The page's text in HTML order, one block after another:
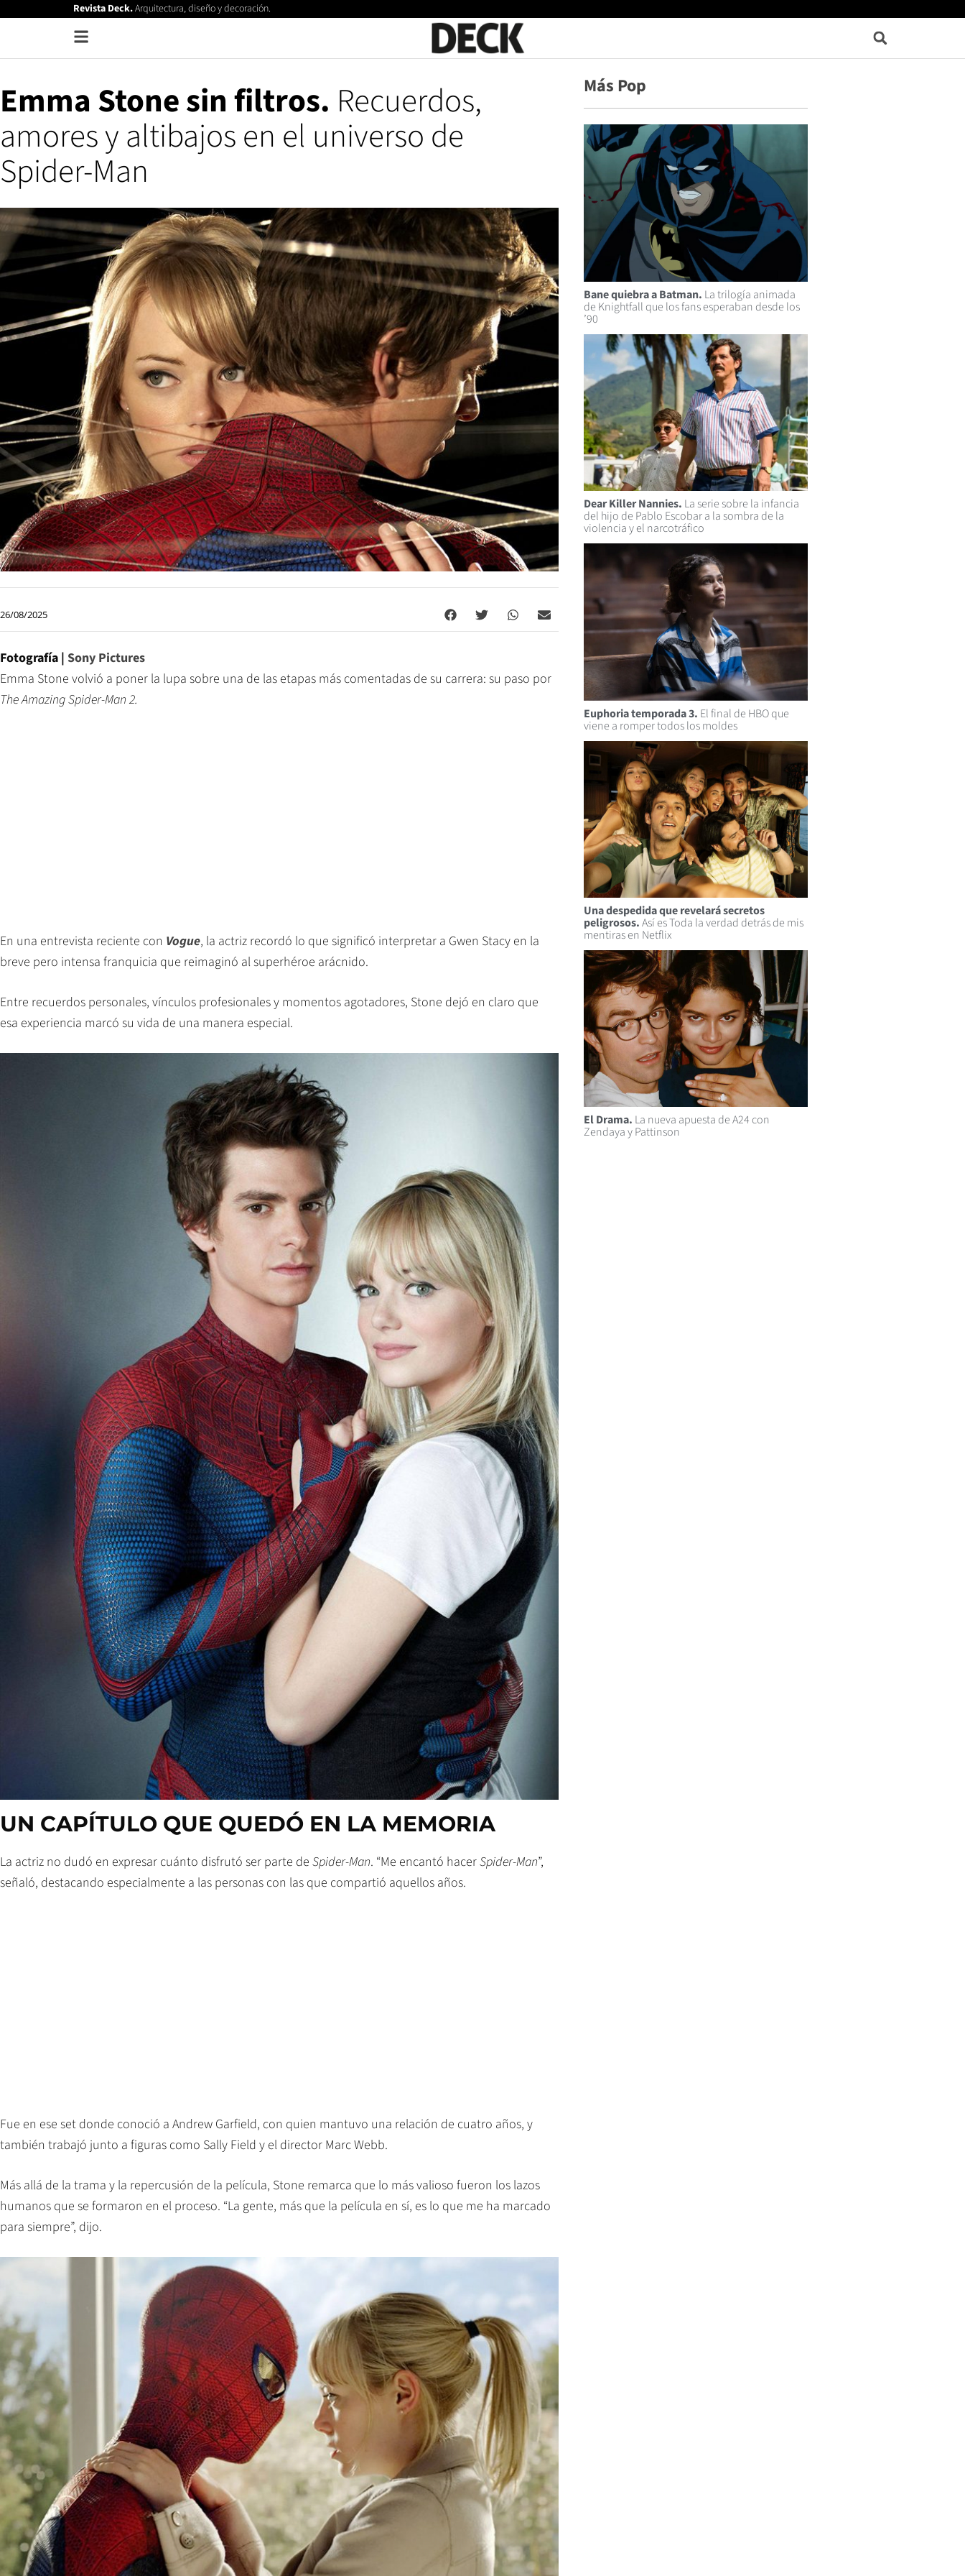
Revista Deck.Arquitectura, diseño y decoración.
Emma Stone sin filtros. Recuerdos,
amores y altibajos en el universo de
Spider-Man
26/08/2025
Fotografía | Sony Pictures
Emma Stone volvió a poner la lupa sobre una de las etapas más comentadas de su carrera: su paso por
The Amazing Spider-Man 2.
En una entrevista reciente con Vogue, la actriz recordó lo que significó interpretar a Gwen Stacy en la
breve pero intensa franquicia que reimaginó al superhéroe arácnido.
Entre recuerdos personales, vínculos profesionales y momentos agotadores, Stone dejó en claro que
esa experiencia marcó su vida de una manera especial.
UN CAPÍTULO QUE QUEDÓ EN LA MEMORIA
La actriz no dudó en expresar cuánto disfrutó ser parte de Spider-Man. “Me encantó hacerSpider-Man”,
señaló, destacando especialmente a las personas con las que compartió aquellos años.
Fue en ese set donde conoció a Andrew Garfield, con quien mantuvo una relación de cuatro años, y
también trabajó junto a figuras como Sally Field y el director Marc Webb.
Más allá de la trama y la repercusión de la película, Stone remarca que lo más valioso fueron los lazos
humanos que se formaron en el proceso. “La gente, más que la película en sí, es lo que me ha marcado
para siempre”, dijo.
Más Pop
Bane quiebra a Batman. La trilogía animada
de Knightfall que los fans esperaban desde los
’90
Dear Killer Nannies. La serie sobre la infancia
del hijo de Pablo Escobar a la sombra de la
violencia y el narcotráfico
Euphoria temporada 3. El final de HBO que
viene a romper todos los moldes
Una despedida que revelará secretos
peligrosos.Así es Toda la verdad detrás de mis
mentiras en Netflix
El Drama. La nueva apuesta de A24 con
Zendaya y Pattinson